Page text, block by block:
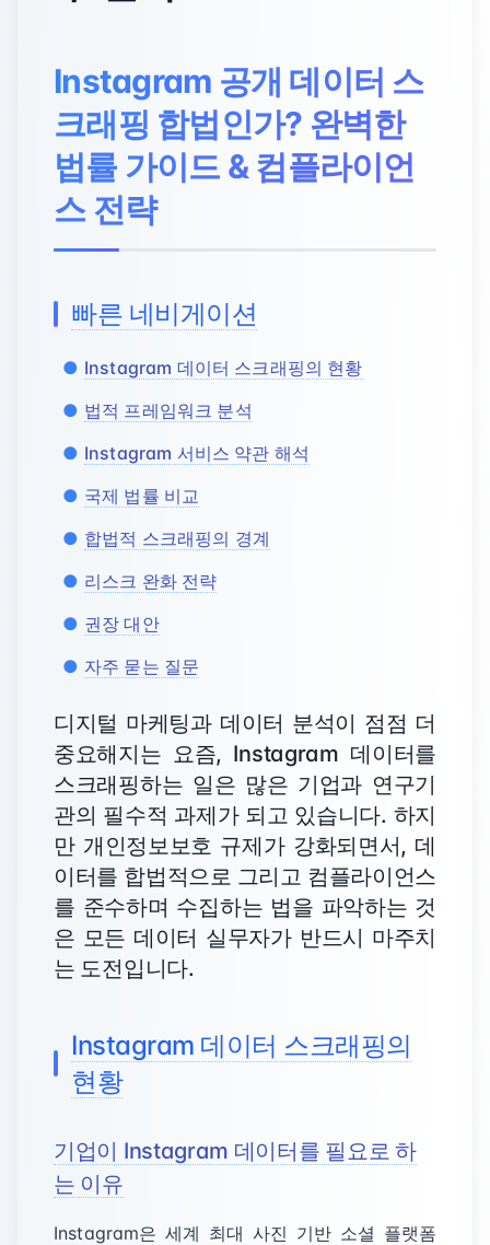
Instagram 공개 데이터 스
크래핑 합법인가? 완벽한
법률 가이드 & 컴플라이언
스 전략
빠른 네비게이션
Instagram 데이터 스크래핑의 현황
법적 프레임워크 분석
Instagram 서비스 약관 해석
국제 법률 비교
합법적 스크래핑의 경계
리스크 완화 전략
권장 대안
자주 묻는 질문
디지털 마케팅과 데이터 분석이 점점 더
중요해지는 요즘, Instagram 데이터를
스크래핑하는 일은 많은 기업과 연구기
관의 필수적 과제가 되고 있습니다. 하지
만 개인정보보호 규제가 강화되면서, 데
이터를 합법적으로 그리고 컴플라이언스
를 준수하며 수집하는 법을 파악하는 것
은 모든 데이터 실무자가 반드시 마주치
는 도전입니다.
Instagram 데이터 스크래핑의
현황
기업이 Instagram 데이터를 필요로 하
는 이유
Instagram은 세계 최대 사진 기반 소셜 플랫폼